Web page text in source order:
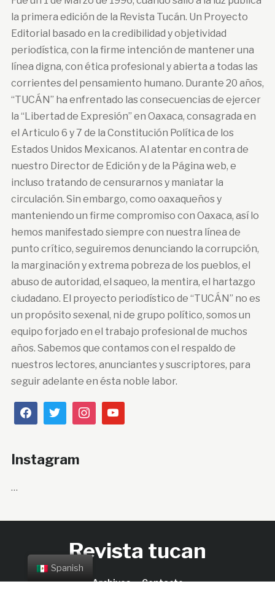
la primera edición de la Revista Tucán. Un Proyecto
Editorial basado en la credibilidad y objetividad
periodística, con la firme intención de mantener una
línea digna, con ética profesional y abierta a todas las
corrientes del pensamiento humano. Durante 20 años,
“TUCÁN” ha enfrentado las consecuencias de ejercer
la “Libertad de Expresión” en Oaxaca, consagrada en
el Articulo 6 y 7 de la Constitución Política de los
Estados Unidos Mexicanos. Al atentar en contra de
nuestro Director de Edición y de la Página web, e
incluso tratando de censurarnos y maniatar la
circulación. Sin embargo, como oaxaqueños y
manteniendo un firme compromiso con Oaxaca, así lo
hemos manifestado siempre con nuestra línea de
punto crítico, seguiremos denunciando la corrupción,
la marginación y extrema pobreza de los pueblos, el
abuso de autoridad, el saqueo, la mentira, el hartazgo
ciudadano. El proyecto periodístico de “TUCÁN” no es
un propósito sexenal, ni de grupo político, somos un
equipo forjado en el trabajo profesional de muchos
años. Sabemos que contamos con el respaldo de
nuestros lectores, anunciantes y suscriptores, para
seguir adelante en ésta noble labor.
Instagram
…
Revista tucan
Archivos Contacto
Spanish